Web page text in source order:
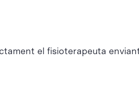
el fisioterapeuta